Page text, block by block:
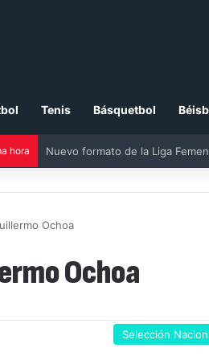
Tenis Básquetbol
hora
Ochoa
Ochoa
Selección